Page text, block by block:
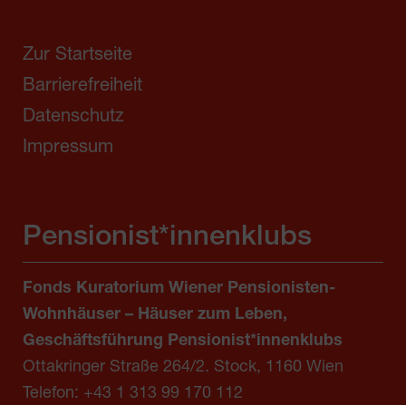
Zur Startseite
Barrierefreiheit
Datenschutz
Impressum
Pensionist*innenklubs
Fonds Kuratorium Wiener Pensionisten-
Wohnhäuser – Häuser zum Leben,
Geschäftsführung Pensionist*innenklubs
Ottakringer Straße 264/2. Stock, 1160 Wien
Telefon: +43 1 313 99 170 112